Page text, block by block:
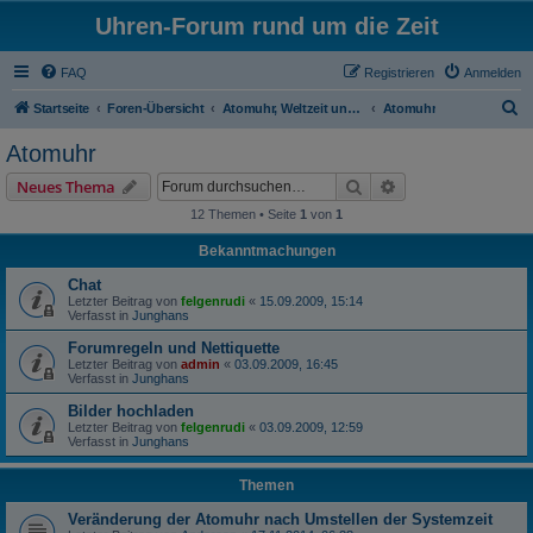
Uhren-Forum rund um die Zeit
FAQ Anmelden
Registrieren
Startseite Foren-Übersicht Atomuhr, Weltzeit und Zeitumstellung Atomuhr
Atomuhr
Neues Thema Suche
12 Themen • Seite 1 von 1
Bekanntmachungen
Chat
Letzter Beitrag von felgenrudi « 15.09.2009, 15:14
Verfasst in Junghans
Forumregeln und Nettiquette
Letzter Beitrag von admin « 03.09.2009, 16:45
Verfasst in Junghans
Bilder hochladen
Letzter Beitrag von felgenrudi « 03.09.2009, 12:59
Verfasst in Junghans
Themen
Veränderung der Atomuhr nach Umstellen der Systemzeit